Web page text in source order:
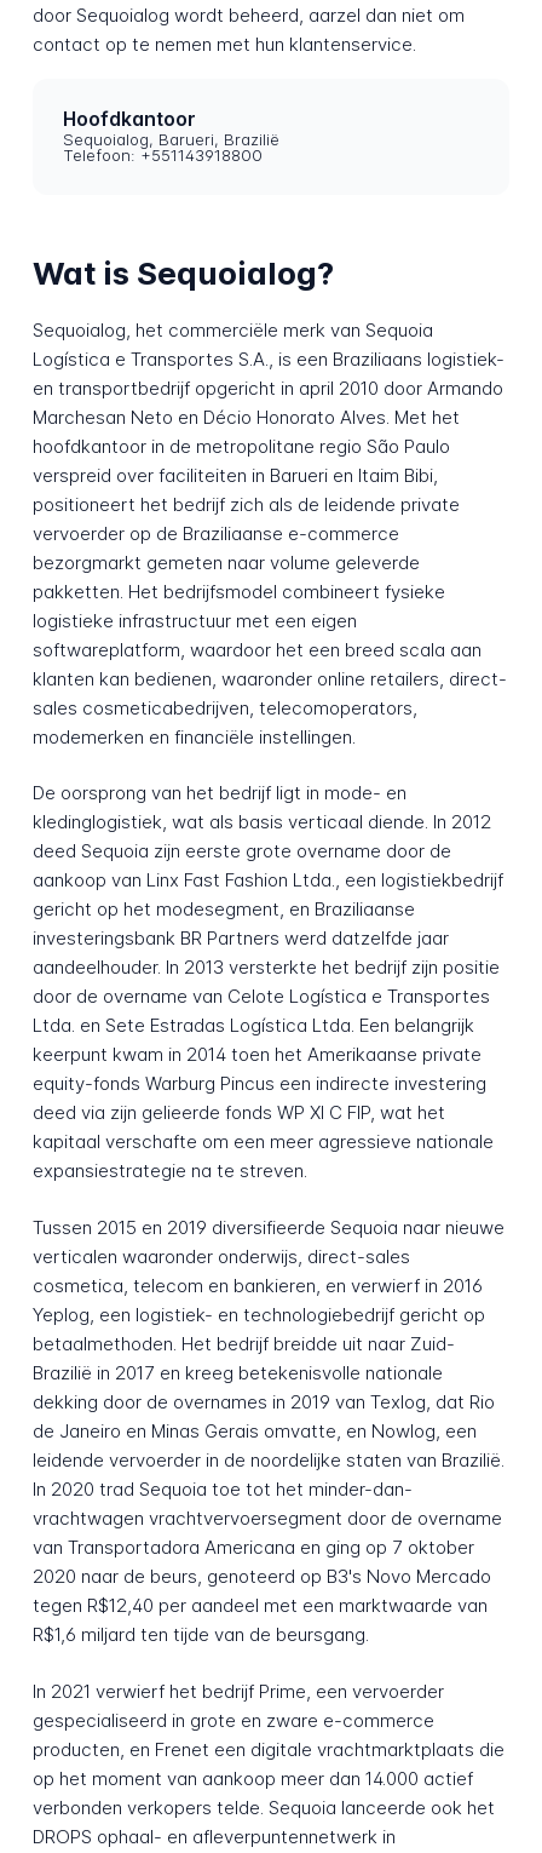
door Sequoialog wordt beheerd, aarzel dan niet om
contact op te nemen met hun klantenservice.
Hoofdkantoor
Sequoialog, Barueri, Brazilië
Telefoon: +551143918800
Wat is Sequoialog?
Sequoialog, het commerciële merk van Sequoia
Logística e Transportes S.A., is een Braziliaans logistiek-
en transportbedrijf opgericht in april 2010 door Armando
Marchesan Neto en Décio Honorato Alves. Met het
hoofdkantoor in de metropolitane regio São Paulo
verspreid over faciliteiten in Barueri en Itaim Bibi,
positioneert het bedrijf zich als de leidende private
vervoerder op de Braziliaanse e-commerce
bezorgmarkt gemeten naar volume geleverde
pakketten. Het bedrijfsmodel combineert fysieke
logistieke infrastructuur met een eigen
softwareplatform, waardoor het een breed scala aan
klanten kan bedienen, waaronder online retailers, direct-
sales cosmeticabedrijven, telecomoperators,
modemerken en financiële instellingen.
De oorsprong van het bedrijf ligt in mode- en
kledinglogistiek, wat als basis verticaal diende. In 2012
deed Sequoia zijn eerste grote overname door de
aankoop van Linx Fast Fashion Ltda., een logistiekbedrijf
gericht op het modesegment, en Braziliaanse
investeringsbank BR Partners werd datzelfde jaar
aandeelhouder. In 2013 versterkte het bedrijf zijn positie
door de overname van Celote Logística e Transportes
Ltda. en Sete Estradas Logística Ltda. Een belangrijk
keerpunt kwam in 2014 toen het Amerikaanse private
equity-fonds Warburg Pincus een indirecte investering
deed via zijn gelieerde fonds WP XI C FIP, wat het
kapitaal verschafte om een meer agressieve nationale
expansiestrategie na te streven.
Tussen 2015 en 2019 diversifieerde Sequoia naar nieuwe
verticalen waaronder onderwijs, direct-sales
cosmetica, telecom en bankieren, en verwierf in 2016
Yeplog, een logistiek- en technologiebedrijf gericht op
betaalmethoden. Het bedrijf breidde uit naar Zuid-
Brazilië in 2017 en kreeg betekenisvolle nationale
dekking door de overnames in 2019 van Texlog, dat Rio
de Janeiro en Minas Gerais omvatte, en Nowlog, een
leidende vervoerder in de noordelijke staten van Brazilië.
In 2020 trad Sequoia toe tot het minder-dan-
vrachtwagen vrachtvervoersegment door de overname
van Transportadora Americana en ging op 7 oktober
2020 naar de beurs, genoteerd op B3's Novo Mercado
tegen R$12,40 per aandeel met een marktwaarde van
R$1,6 miljard ten tijde van de beursgang.
In 2021 verwierf het bedrijf Prime, een vervoerder
gespecialiseerd in grote en zware e-commerce
producten, en Frenet een digitale vrachtmarktplaats die
op het moment van aankoop meer dan 14.000 actief
verbonden verkopers telde. Sequoia lanceerde ook het
DROPS ophaal- en afleverpuntennetwerk in